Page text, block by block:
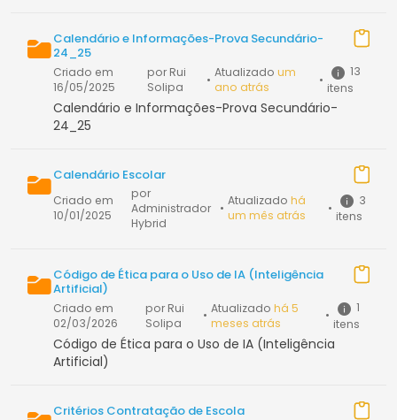
Calendário e Informações-Prova Secundário-
24_25
Criado em
16/05/2025
por Rui
Solipa
• Atualizadoum
ano atrás
•
13
itens
Calendário e Informações-Prova Secundário-
24_25
Calendário Escolar
Criado em
10/01/2025
por
Administrador
Hybrid
• Atualizado há
um mês atrás
•
3
itens
Código de Ética para o Uso de IA (Inteligência
Artificial)
Criado em
02/03/2026
por Rui
Solipa
• Atualizado há 5
meses atrás
•
1
itens
Código de Ética para o Uso de IA (Inteligência
Artificial)
Critérios Contratação de Escola